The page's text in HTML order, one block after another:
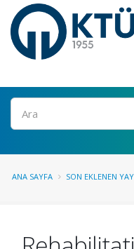
Ara
ANA SAYFA SON EKLENEN